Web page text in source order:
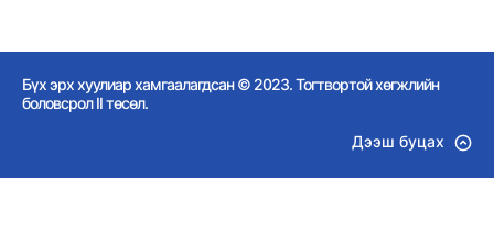
Бүх эрх хуулиар хамгаалагдсан © 2023. Тогтвортой хөгжлийн
боловсрол II төсөл.
Дээш буцах